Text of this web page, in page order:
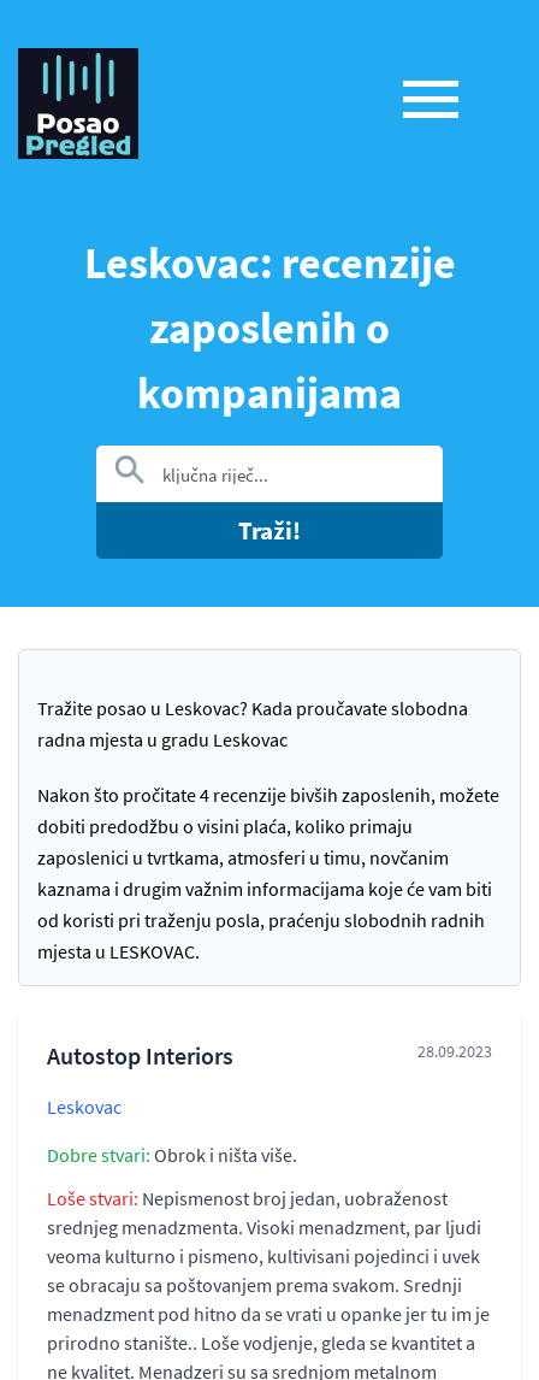
Leskovac: recenzije
zaposlenih o
kompanijama
Traži!
Tražite posao u Leskovac? Kada proučavate slobodna
radna mjesta u gradu Leskovac
Nakon što pročitate 4 recenzije bivših zaposlenih, možete
dobiti predodžbu o visini plaća, koliko primaju
zaposlenici u tvrtkama, atmosferi u timu, novčanim
kaznama i drugim važnim informacijama koje će vam biti
od koristi pri traženju posla, praćenju slobodnih radnih
mjesta u LESKOVAC.
Autostop Interiors 28.09.2023
Leskovac
Dobre stvari: Obrok i ništa više.
Loše stvari: Nepismenost broj jedan, uobraženost
srednjeg menadzmenta. Visoki menadzment, par ljudi
veoma kulturno i pismeno, kultivisani pojedinci i uvek
se obracaju sa poštovanjem prema svakom. Srednji
menadzment pod hitno da se vrati u opanke jer tu im je
prirodno stanište.. Loše vodjenje, gleda se kvantitet a
ne kvalitet. Menadzeri su sa srednjom metalnom